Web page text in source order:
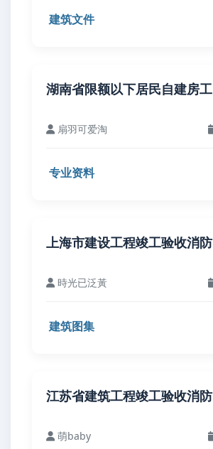
建筑文件
湖南省限额以下居民自建房工
扇羽可爱淘
专业资料
上海市建设工程竣工验收消防
時光已泛黃
建筑图集
江苏省建筑工程竣工验收消防
萌baby